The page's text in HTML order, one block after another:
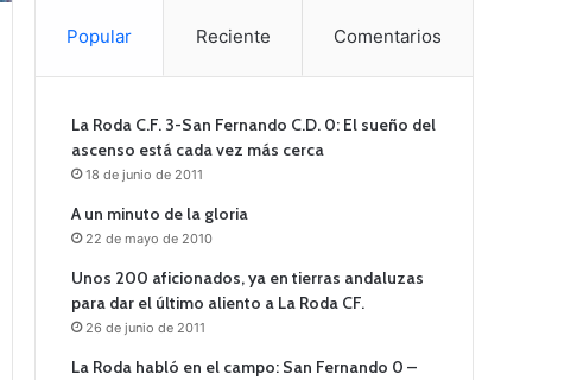
Popular Reciente Comentarios
La Roda C.F. 3-San Fernando C.D. 0: El sueño del
ascenso está cada vez más cerca
18 de junio de 2011
A un minuto de la gloria
22 de mayo de 2010
Unos 200 aficionados, ya en tierras andaluzas
para dar el último aliento a La Roda CF.
26 de junio de 2011
La Roda habló en el campo: San Fernando 0 –